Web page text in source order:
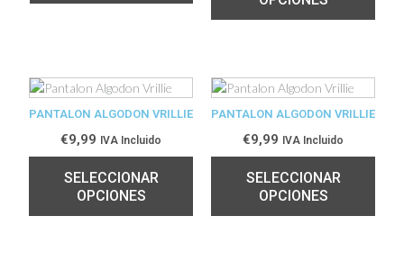
PANTALON ALGODON VRILLIE
€9,99 IVA Incluido
SELECCIONAR
OPCIONES
PANTALON ALGODON VRILLIE
€9,99 IVA Incluido
SELECCIONAR
OPCIONES